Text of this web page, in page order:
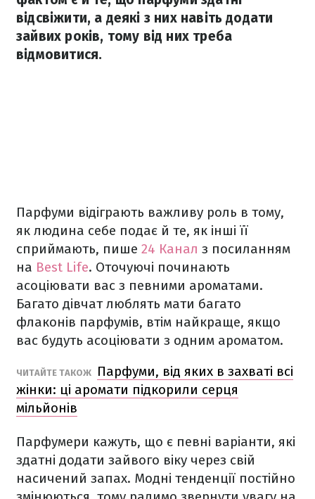
відсвіжити, а деякі з них навіть додати
зайвих років, тому від них треба
відмовитися.
Парфуми відіграють важливу роль в тому,
як людина себе подає й те, як інші її
сприймають, пише 24 Канал з посиланням
на Best Life. Оточуючі починають
асоціювати вас з певними ароматами.
Багато дівчат люблять мати багато
флаконів парфумів, втім найкраще, якщо
вас будуть асоціювати з одним ароматом.
ЧИТАЙТЕ ТАКОЖ
Парфуми, від яких в захваті всі
жінки: ці аромати підкорили серця
мільйонів
Парфумери кажуть, що є певні варіанти, які
здатні додати зайвого віку через свій
насичений запах. Модні тенденції постійно